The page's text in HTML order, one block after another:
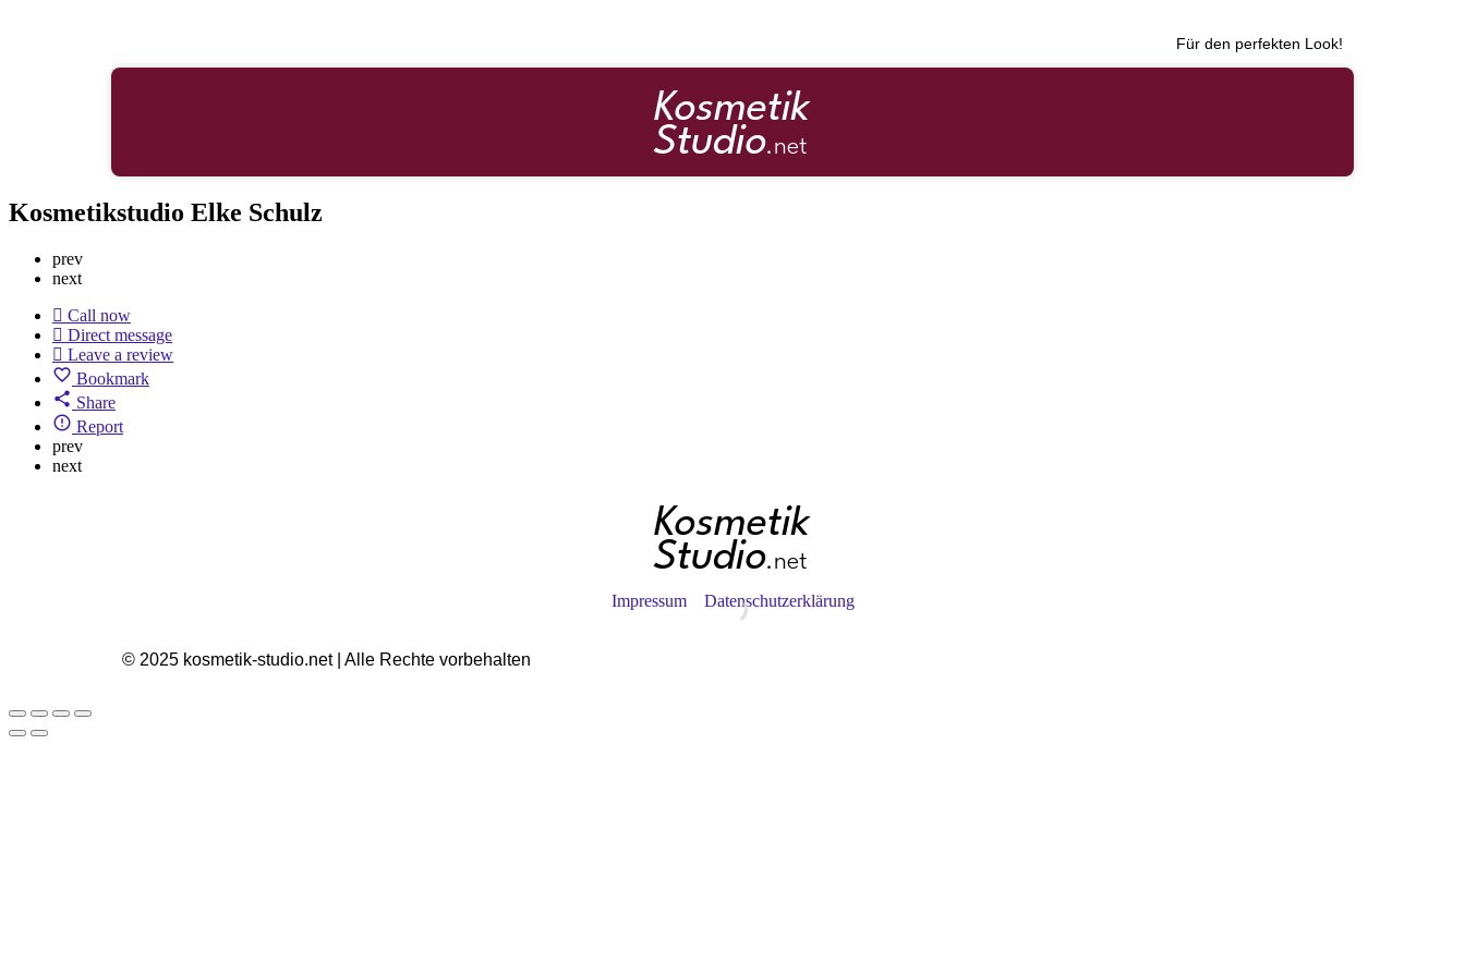
Für den perfekten Look!
Kosmetikstudio Elke Schulz
prev
next
Call now
Direct message
Leave a review
Bookmark
Share
Report
prev
next
Impressum Datenschutzerklärung
© 2025 kosmetik-studio.net | Alle Rechte vorbehalten